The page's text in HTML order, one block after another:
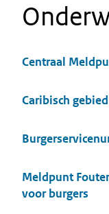
overzicht
Centraal
Caribisch gebied
Meldpunt
voor burgers